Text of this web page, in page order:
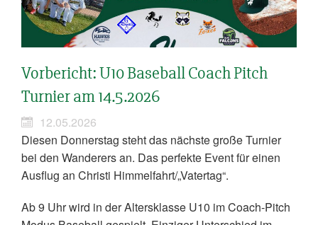
Vorbericht: U10 Baseball Coach Pitch
Turnier am 14.5.2026
12.05.2026
Diesen Donnerstag steht das nächste große Turnier
bei den Wanderers an. Das perfekte Event für einen
Ausflug an Christi Himmelfahrt/„Vatertag“.
Ab 9 Uhr wird in der Altersklasse U10 im Coach-Pitch